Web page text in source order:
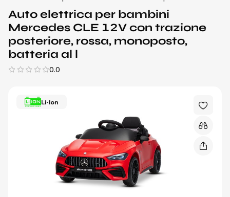
Auto elettrica per bambini
Mercedes CLE 12V con trazione
posteriore, rossa, monoposto,
batteria al l
0.0
Li-Ion